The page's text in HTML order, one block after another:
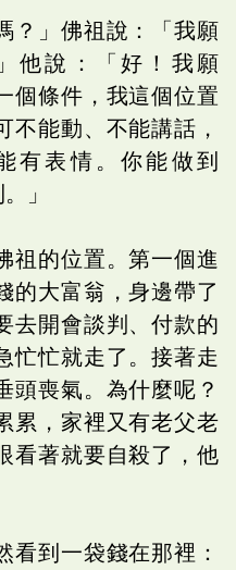
？」佛祖說：「我願
他說：「好！我願
個條件，我這個位置
不能動、不能講話，
有表情。你能做到
」
祖的位置。第一個進
的大富翁，身邊帶了
去開會談判、付款的
忙忙就走了。接著走
頭喪氣。為什麼呢？
累，家裡又有老父老
看著就要自殺了，他
看到一袋錢在那裡：